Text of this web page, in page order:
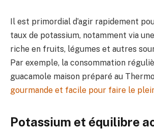
Il est primordial d’agir rapidement
taux de potassium, notamment via
riche en fruits, légumes et autres
Par exemple, la consommation
guacamole maison préparé au
gourmande et facile pour faire le
Potassium et équilibre